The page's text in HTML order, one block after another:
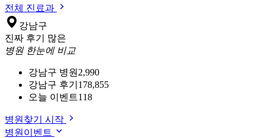
전체 진료과
강남구
진짜 후기 많은
병원 한눈에 비교
강남구 병원 2,990
강남구 후기 178,855
오늘 이벤트118
병원찾기 시작
병원이벤트